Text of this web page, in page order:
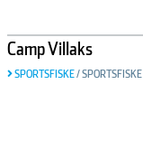
Camp Villaks
SPORTSFISKE/SPORTSFISKE